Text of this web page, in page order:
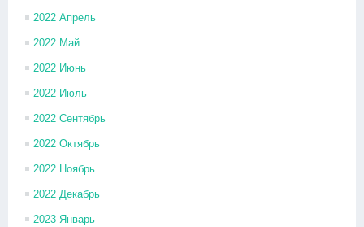
2022 Апрель
2022 Май
2022 Июнь
2022 Июль
2022 Сентябрь
2022 Октябрь
2022 Ноябрь
2022 Декабрь
2023 Январь